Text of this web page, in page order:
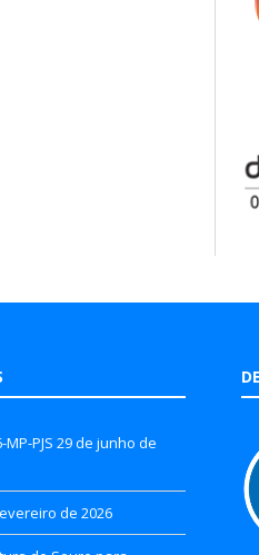
PJS 29 de junho de
de 2026